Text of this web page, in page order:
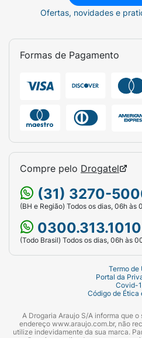
Ofertas, novidades e
Formas de Pagamento
Compre pelo Drogatel
(31) 3270-
(BH e Região) Todos os dias, 06h às
0300.313.1010
(Todo Brasil) Todos os dias, 06h às
Termo de
Portal da
Covid-
Código de Ética
A Drogaria Araujo S/A informa que
endereço www.araujo.com.br, não
utilize indevidamente da sua marca.